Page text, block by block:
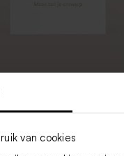
van cookies